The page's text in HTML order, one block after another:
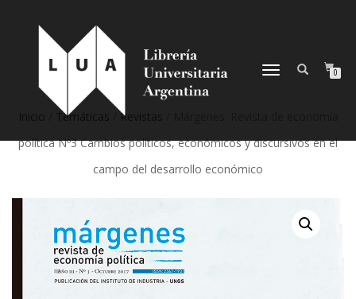
NAVEGACIÓN
0
Inicio Temáticas Revistas
política Nº3 Cambios políticos, económicos y discursivos en el
campo del desarrollo económico